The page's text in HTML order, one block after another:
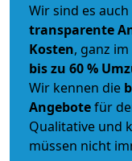
Wir sind es
transparente
Kosten, ganz
bis zu 60 %
Wir kennen die
Angebotefür
Qualitative und
müssen nicht